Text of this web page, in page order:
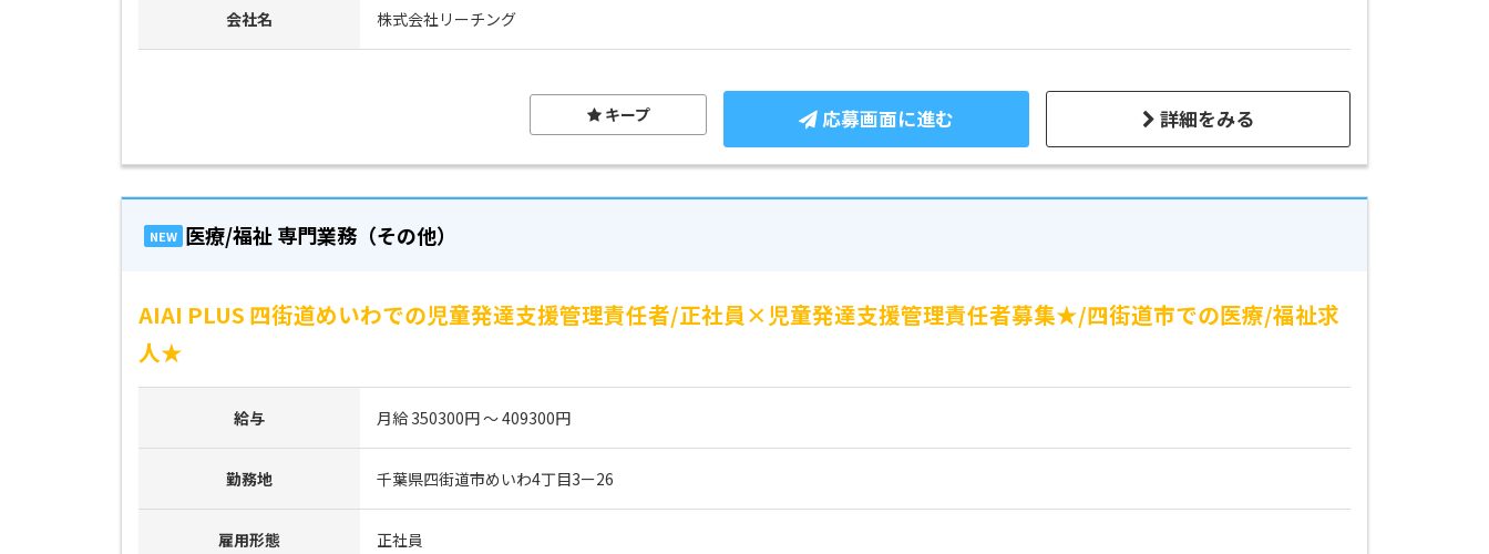
会社名 株式会社リーチング
詳細をみる
応募画面に進む
キープ
NEW 医療/福祉 専門業務（その他）
AIAI PLUS 四街道めいわでの児童発達支援管理責任者/正社員×児童発達支援管理責任者募集★/四街道市での医療/福祉求
人★
給与 月給 350300円 ～ 409300円
勤務地 千葉県四街道市めいわ4丁目3ー26
雇用形態 正社員